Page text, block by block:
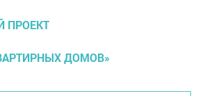
ПРОЕКТ
ДОМОВ»